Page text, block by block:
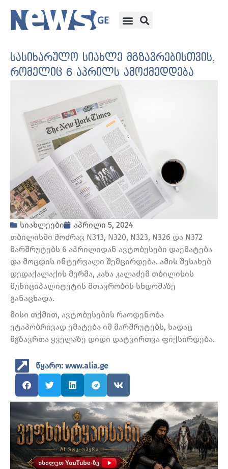
სასიხარულო სიახლე მგზავრებისთვის,
რომელიც 6 აპრილს ამოქმედდება
სიახლეები
აპრილი 5, 2024
თბილისში მოძრავ N313, N320, N323, N326 და N372
მარშრუტებს 6 აპრილიდან ავტობუსები დაემატება
და მოცდის ინტერვალი შემცირდება. ამის შესახებ
დედაქალაქის მერმა, კახა კალაძემ თბილისის
მუნიციპალიტეტის მთავრობის სხდომაზე
განაცხადა.
მისი თქმით, ავტობუსების რაოდენობა
ეტაპობრივად ემატება იმ მარშრუტებს, სადაც
მგზავრთა ყველაზე დიდი დატვირთვა ფიქსირდება.
წყარო: www.alia.ge